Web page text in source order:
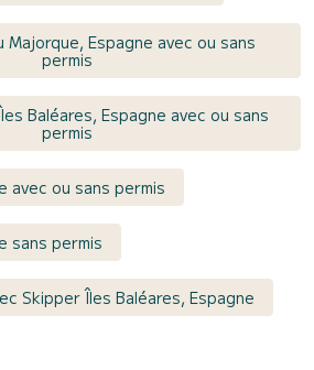
Espagne avec ou sans
permis
Baléares, Espagne avec ou sans
permis
avec ou sans permis
sans permis
Skipper Îles Baléares, Espagne